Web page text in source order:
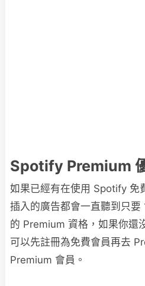
Spotify Premium
如果已經有在使用 Spotify 免
插入的廣告都會一直聽到只要
的 Premium 資格，如果你還
可以先註冊為免費會員再去
Premium 會員。